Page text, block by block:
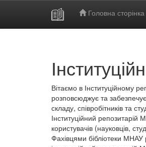
Головна сторінка
Вітаємо в Інституційному
розповсюджує та
складу, співробітників та
Інституційний
користувачів (науковців,
Фахівцями бібліотеки